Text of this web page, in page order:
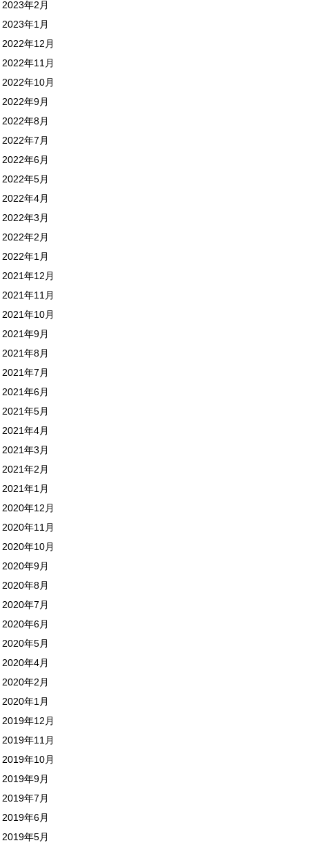
2023年2月
2023年1月
2022年12月
2022年11月
2022年10月
2022年9月
2022年8月
2022年7月
2022年6月
2022年5月
2022年4月
2022年3月
2022年2月
2022年1月
2021年12月
2021年11月
2021年10月
2021年9月
2021年8月
2021年7月
2021年6月
2021年5月
2021年4月
2021年3月
2021年2月
2021年1月
2020年12月
2020年11月
2020年10月
2020年9月
2020年8月
2020年7月
2020年6月
2020年5月
2020年4月
2020年2月
2020年1月
2019年12月
2019年11月
2019年10月
2019年9月
2019年7月
2019年6月
2019年5月